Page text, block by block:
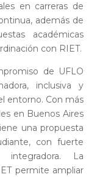
en carreras de
además de
académicas
con RIET.
de UFLO
inclusiva y
entorno. Con más
en Buenos Aires
una propuesta
con fuerte
La
permite ampliar